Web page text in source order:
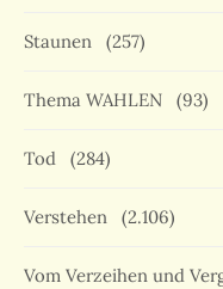
Staunen (257)
Thema WAHLEN (93)
Tod (284)
Verstehen (2.106)
Vom Verzeihen und